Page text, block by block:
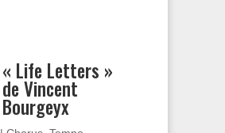
« Life Letters »
de Vincent
Bourgeyx